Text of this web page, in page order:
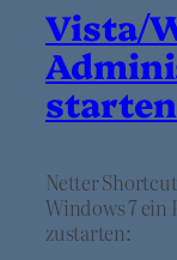
Vista/
starten
Netter
Windows 7 ein
zustarten: